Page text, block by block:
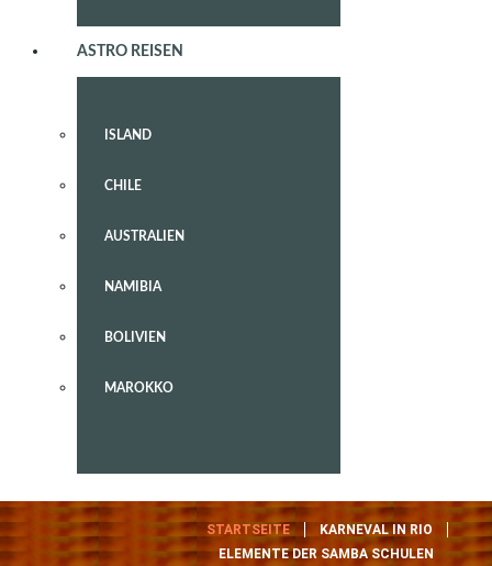
ASTRO REISEN
ISLAND
CHILE
AUSTRALIEN
NAMIBIA
BOLIVIEN
MAROKKO
STARTSEITE
KARNEVAL IN RIO
ELEMENTE DER SAMBA SCHULEN